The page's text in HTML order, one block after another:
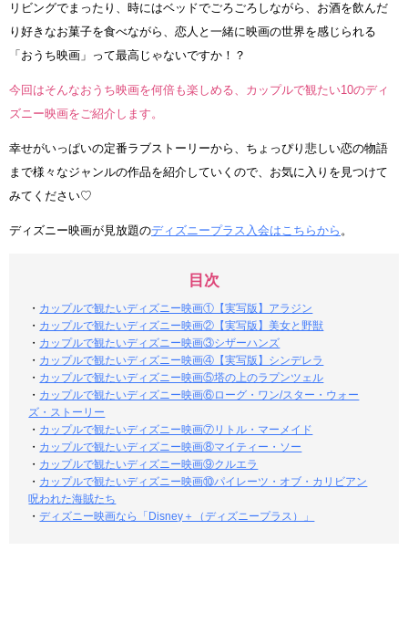
リビングでまったり、時にはベッドでごろごろしながら、お酒を飲んだ
り好きなお菓子を食べながら、恋人と一緒に映画の世界を感じられる
「おうち映画」って最高じゃないですか！？
今回はそんなおうち映画を何倍も楽しめる、カップルで観たい10のディ
ズニー映画をご紹介します。
幸せがいっぱいの定番ラブストーリーから、ちょっぴり悲しい恋の物語
まで様々なジャンルの作品を紹介していくので、お気に入りを見つけて
みてください♡
ディズニー映画が見放題のディズニープラス入会はこちらから 。
目次
・ カップルで観たいディズニー映画①【実写版】アラジン
・ カップルで観たいディズニー映画②【実写版】美女と野獣
・ カップルで観たいディズニー映画③シザーハンズ
・ カップルで観たいディズニー映画④【実写版】シンデレラ
・ カップルで観たいディズニー映画⑤塔の上のラプンツェル
・ カップルで観たいディズニー映画⑥ローグ・ワン/スター・ウォー
ズ・ストーリー
・ カップルで観たいディズニー映画⑦リトル・マーメイド
・ カップルで観たいディズニー映画⑧マイティー・ソー
・ カップルで観たいディズニー映画⑨クルエラ
・ カップルで観たいディズニー映画⑩パイレーツ・オブ・カリビアン
呪われた海賊たち
・ディズニー映画なら「Disney＋（ディズニープラス）」